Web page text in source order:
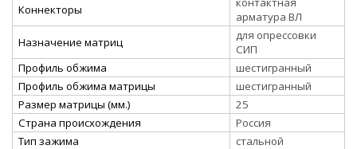
Коннекторы
арматура ВЛ
Назначение матриц
для опрессовки
СИП
Профиль обжима
шестигранный
Профиль обжима матрицы
шестигранный
Размер матрицы (мм.)
25
Страна происхождения
Россия
Тип зажима
стальной